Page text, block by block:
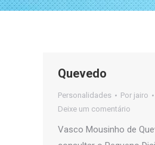
Quevedo
Personalidades Por jairo
Deixe um comentário
Vasco Mousinho de